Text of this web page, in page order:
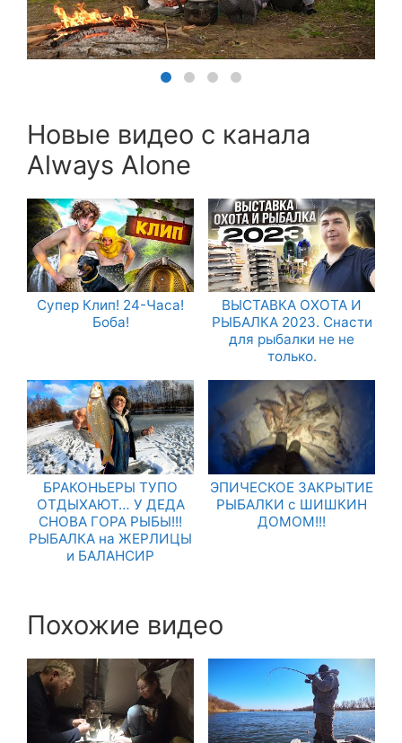
Новые видео с канала
Always Alone
Супер Клип! 24-Часа!
Боба!
ВЫСТАВКА ОХОТА И
РЫБАЛКА 2023. Снасти
для рыбалки не не
только.
БРАКОНЬЕРЫ ТУПО
ОТДЫХАЮТ… У ДЕДА
СНОВА ГОРА РЫБЫ!!!
РЫБАЛКА на ЖЕРЛИЦЫ
и БАЛАНСИР
ЭПИЧЕСКОЕ ЗАКРЫТИЕ
РЫБАЛКИ с ШИШКИН
ДОМОМ!!!
Похожие видео